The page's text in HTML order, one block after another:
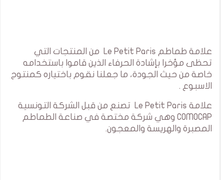
علامة طماطم Le Petit Paris من المنتجات التي
تحظى مؤخرا بإشادة الحرفاء الذين قاموا باستخدامه
خاصة من حيث الجودة، ما جعلنا نقوم باختياره كمنتوج
الاسبوع .
علامة Le Petit Paris تصنع من قبل الشركة التونسية
COMOCAP وهي شركة مختصة في صناعة الطماطم
المصبرة والهريسة والمعجون.